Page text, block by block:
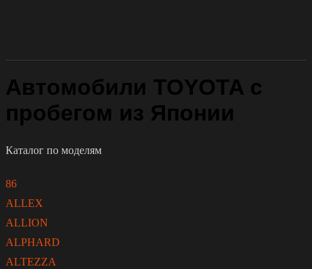
Автомобили TOYOTA с
пробегом из Японии
Каталог по моделям
86
ALLEX
ALLION
ALPHARD
ALTEZZA